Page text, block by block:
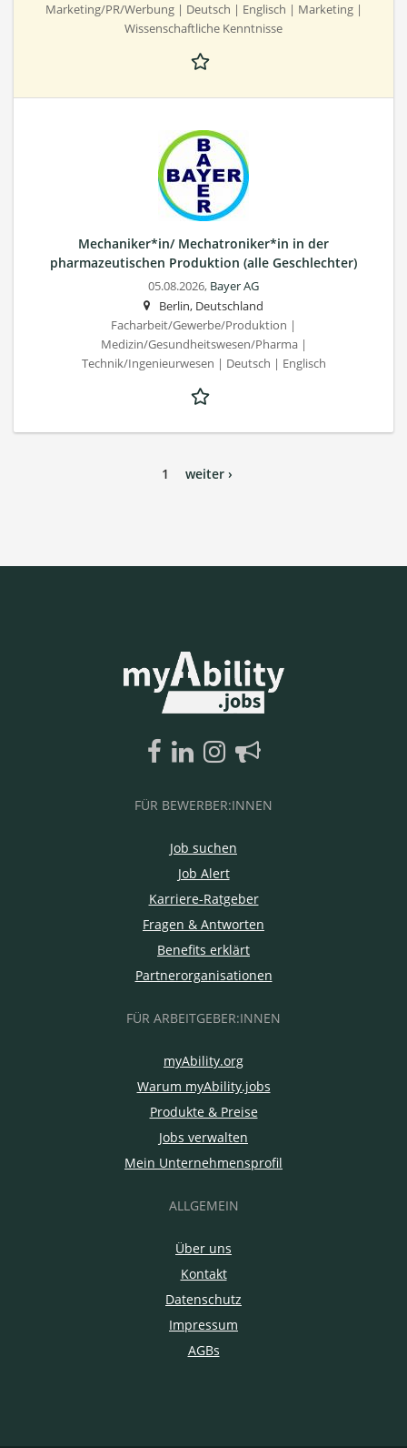
Marketing/PR/Werbung | Deutsch | Englisch | Marketing |
Wissenschaftliche Kenntnisse
Mechaniker*in/ Mechatroniker*in in der
pharmazeutischen Produktion (alle Geschlechter)
05.08.2026, Bayer AG
Berlin, Deutschland
Facharbeit/Gewerbe/Produktion |
Medizin/Gesundheitswesen/Pharma |
Technik/Ingenieurwesen | Deutsch | Englisch
1 weiter ›
FÜR BEWERBER:INNEN
Job suchen
Job Alert
Karriere-Ratgeber
Fragen & Antworten
Benefits erklärt
Partnerorganisationen
FÜR ARBEITGEBER:INNEN
myAbility.org
Warum myAbility.jobs
Produkte & Preise
Jobs verwalten
Mein Unternehmensprofil
ALLGEMEIN
Über uns
Kontakt
Datenschutz
Impressum
AGBs